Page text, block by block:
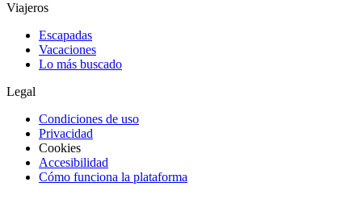
Viajeros
Escapadas
Vacaciones
Lo más buscado
Legal
Condiciones de uso
Privacidad
Cookies
Accesibilidad
Cómo funciona la plataforma